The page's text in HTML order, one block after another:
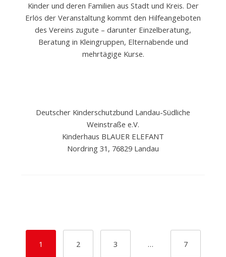
Kinder und deren Familien aus Stadt und Kreis. Der
Erlös der Veranstaltung kommt den Hilfeangeboten
des Vereins zugute – darunter Einzelberatung,
Beratung in Kleingruppen, Elternabende und
mehrtägige Kurse.
Deutscher Kinderschutzbund Landau-Südliche
Weinstraße e.V.
Kinderhaus BLAUER ELEFANT
Nordring 31, 76829 Landau
1 2 3 … 7